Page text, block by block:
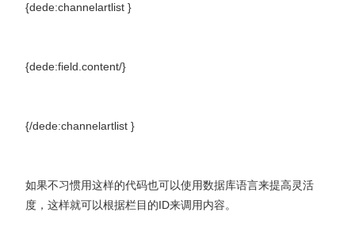
{dede:channelartlist }
{dede:field.content/}
{/dede:channelartlist }
如果不习惯用这样的代码也可以使用数据库语言来提高灵活
度，这样就可以根据栏目的ID来调用内容。